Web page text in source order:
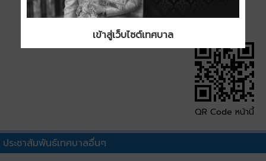
QR Code หน้านี้
ประชาสัมพันธ์เทศบาลอื่นๆ
เข้าสู่เว็บไซต์เทศบาล